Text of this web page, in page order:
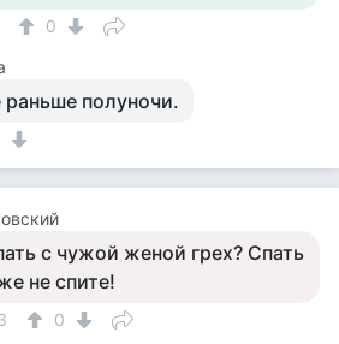
0
полуночи.
с чужой женой грех? Спать
не спите!
0